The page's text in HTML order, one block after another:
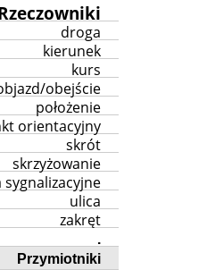
droga
kierunek
kurs
obejście
położenie
orientacyjny
skrót
skrzyżowanie
sygnalizacyjne
ulica
zakręt
.
Przymiotniki